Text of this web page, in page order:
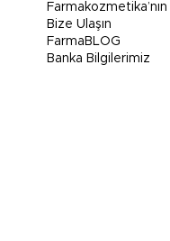
Bize Ulaşın
FarmaBLOG
Banka Bilgilerimiz